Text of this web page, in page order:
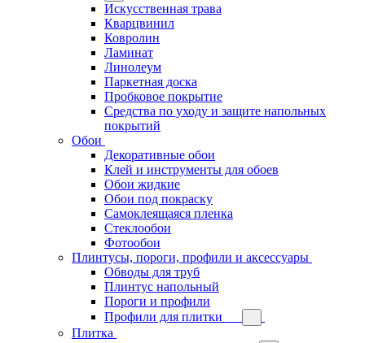
Искусственная трава
Кварцвинил
Ковролин
Ламинат
Линолеум
Паркетная доска
Пробковое покрытие
Средства по уходу и защите напольных
покрытий
Обои
Декоративные обои
Клей и инструменты для обоев
Обои жидкие
Обои под покраску
Самоклеящаяся пленка
Стеклообои
Фотообои
Плинтусы, пороги, профили и аксессуары
Обводы для труб
Плинтус напольный
Пороги и профили
Профили для плитки
Плитка